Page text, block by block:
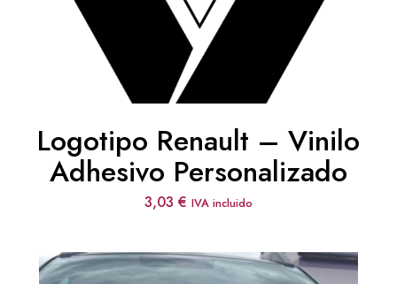
Logotipo Renault – Vinilo
Adhesivo Personalizado
3,03 € IVA incluido